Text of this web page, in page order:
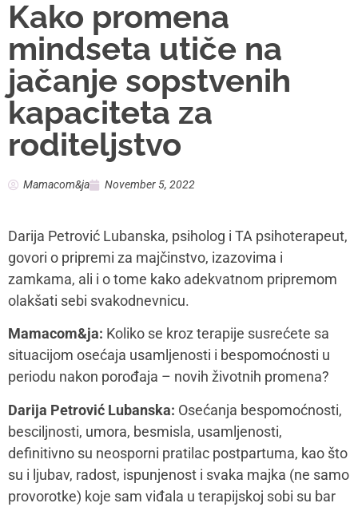
periodu nakon porođaja – novih životnih promena?
Darija Petrović Lubanska:Osećanja bespomoćnosti,
besciljnosti, umora, besmisla, usamljenosti,
definitivno su neosporni pratilac postpartuma, kao što
su i ljubav, radost, ispunjenost i svaka majka (ne samo
provorotke) koje sam viđala u terapijskoj sobi su bar
jednom pomenule da su iskusile osećanja o kojima
pričamo. Značajno je o tome govoriti posebno u svetlu
ne poklopi sa očekivanjem majke imaju intenzivan
osećaj krivice. Često baš zbog stigme o ovome ni ne
pričaju dok se dešava, već informacije o tome koliko
im je bilo teško isplove tek kasnije u svetlima nekih
drugih kriza.
Mamacom&ja:Koje su društveno nametnute stvari, a
bilo bi poželjno sagledati ih pre roditeljstva?
Darija Petrović Lubanska: Društvo nam nameće
mnogo toga. U kontekstu roditeljstva mislim da su to
najviše visoki standardi a premalo uputstava i
empatije. Brzi smo da osudimo majku koja radi, kuću
koja je neuredna, decu koja su u prljavoj garderobi.